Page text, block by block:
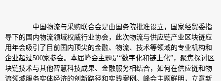
中国物流与采购联合会是由国务院批准设立，国家经贸委指
导下的国内物流领域权威行业协会，此次物流与供应链产业区块链应
用年会吸引了目前国内顶尖的金融、物流、技术等领域的专业机构和
企业超过500家参会。本届峰会主题是“数字化和链上化”，聚焦探讨区
块链技术与其他智慧科技成果、金融服务相结合，如何在供应链和物
流领域服务实体经济的创新路径和实践案例。峰会主题鲜明，立意新